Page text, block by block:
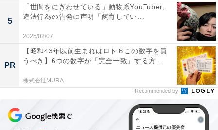
5
「世間をにぎわせている」動物系YouTuber、
違法行為の告発に声明「飼育してい...
2025/02/07
PR
【昭和43年以前生まれはロト６この数字を買
うべき】6つの数字が「完全一致」する方...
株式会社MURA
Recommended by